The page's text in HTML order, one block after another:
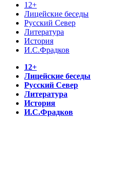
12+
Лицейские беседы
Русский Север
Литература
История
И.С.Фрадков
12+
Лицейские беседы
Русский Север
Литература
История
И.С.Фрадков